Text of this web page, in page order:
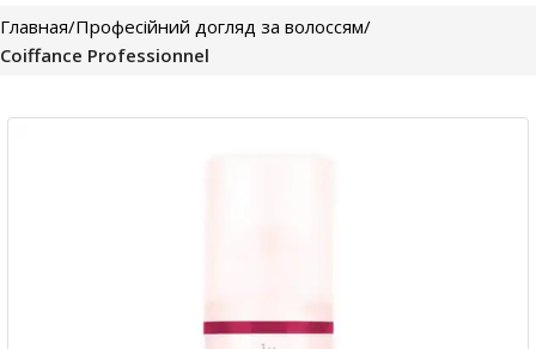
Главная Професійний догляд за волоссям
Coiffance Professionnel